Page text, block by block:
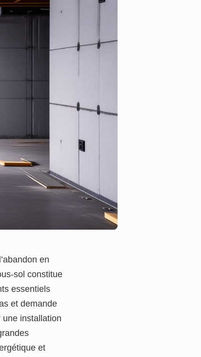
en
sol constitue
essentiels
et demande
une installation
et